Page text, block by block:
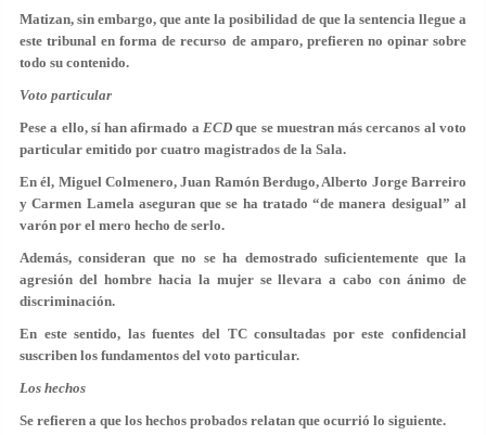
Matizan, sin embargo, que ante la posibilidad de que la sentencia llegue a
este tribunal en forma de recurso de amparo, prefieren no opinar sobre
todo su contenido.
Voto particular
Pese a ello, sí han afirmado a ECD que se muestran más cercanos al voto
particular emitido por cuatro magistrados de la Sala.
En él, Miguel Colmenero, Juan Ramón Berdugo, Alberto Jorge Barreiro
y Carmen Lamela aseguran que se ha tratado “de manera desigual” al
varón por el mero hecho de serlo.
Además, consideran que no se ha demostrado suficientemente que la
agresión del hombre hacia la mujer se llevara a cabo con ánimo de
discriminación.
En este sentido, las fuentes del TC consultadas por este confidencial
suscriben los fundamentos del voto particular.
Los hechos
Se refieren a que los hechos probados relatan que ocurrió lo siguiente.